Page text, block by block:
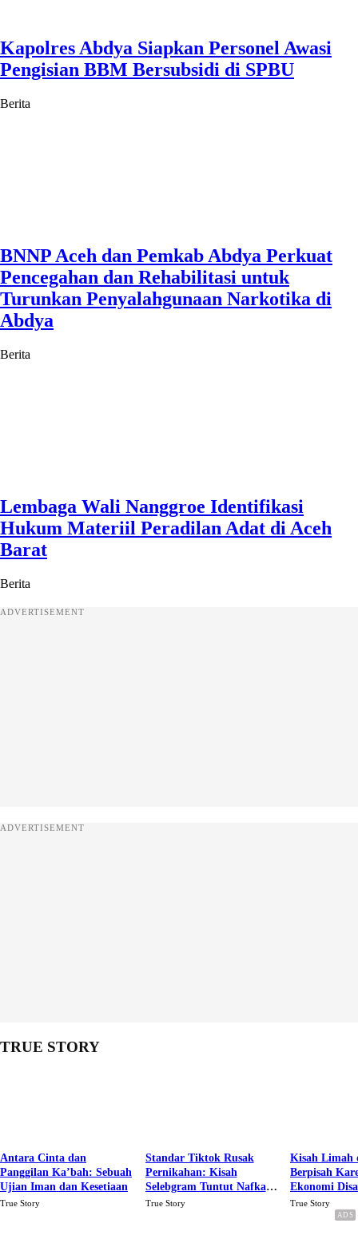
Kapolres Abdya Siapkan Personel Awasi
Pengisian BBM Bersubsidi di SPBU
Berita
BNNP Aceh dan Pemkab Abdya Perkuat
Pencegahan dan Rehabilitasi untuk
Turunkan Penyalahgunaan Narkotika di
Abdya
Berita
Lembaga Wali Nanggroe Identifikasi
Hukum Materiil Peradilan Adat di Aceh
Barat
Berita
ADVERTISEMENT
ADVERTISEMENT
TRUE STORY
Antara Cinta dan
Panggilan Ka’bah: Sebuah
Ujian Iman dan Kesetiaan
True Story
Standar Tiktok Rusak
Pernikahan: Kisah
Selebgram Tuntut Nafkah
Rp.15 Juta Perbulan
True Story
Kisah Limah
Berpisah
Ekonomi
Karena Cinta
True Story